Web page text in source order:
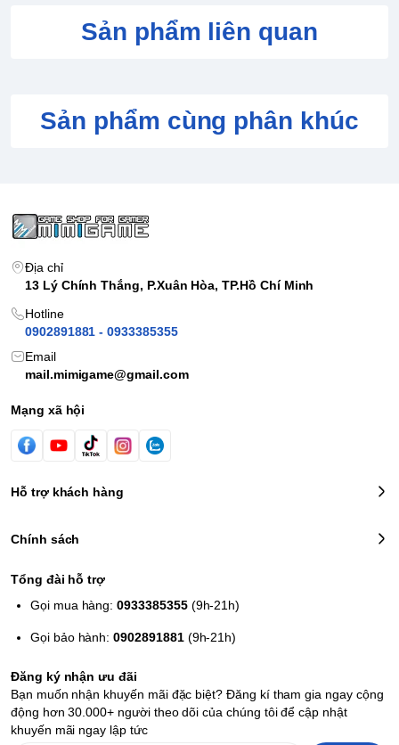
Sản phẩm liên quan
Sản phẩm cùng phân khúc
Địa chỉ
13 Lý Chính Thắng, P.Xuân Hòa, TP.Hồ Chí Minh
Hotline
0902891881 - 0933385355
Email
mail.mimigame@gmail.com
Mạng xã hội
Hỗ trợ khách hàng
Chính sách
Tổng đài hỗ trợ
Gọi mua hàng:0933385355(9h-21h)
Gọi bảo hành:0902891881(9h-21h)
Đăng ký nhận ưu đãi
Bạn muốn nhận khuyến mãi đặc biệt? Đăng kí tham gia ngay cộng
động hơn 30.000+ người theo dõi của chúng tôi để cập nhật
khuyến mãi ngay lập tức